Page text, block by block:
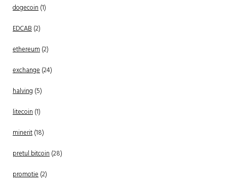
dogecoin(1)
EDCAB(2)
ethereum(2)
exchange(24)
halving (5)
litecoin(1)
minerit(18)
pretul bitcoin(28)
promotie(2)